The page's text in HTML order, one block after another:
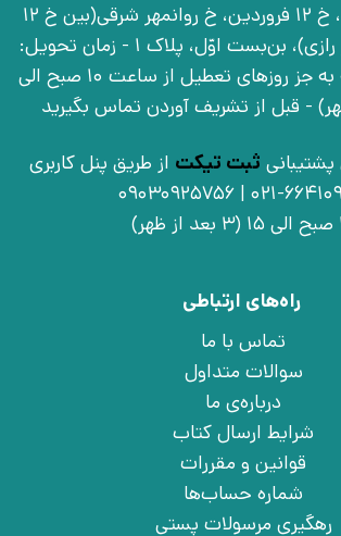
تهران، خ انقلاب، خ 12 فروردین، خ روانمهر شرقی(بین خ 12
فروردین و خ فخر رازی)، بن‌بست اوّل، پلاک 1 - زمان تحویل:
شنبه تا چهارشنبه به جز روزهای تعطیل از ساعت 10 صبح الی
ثبت تیکت از طریق پنل کاربری
راه‌های ارتباطی
تماس با ما
سوالات متداول
درباره‌ی ما
شرایط ارسال کتاب
قوانین و مقررات
شماره حساب‌ها
رهگیری مرسولات پستی